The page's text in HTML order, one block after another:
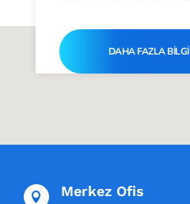
DAHA FAZLA BİLGİ
 Merkez Ofis